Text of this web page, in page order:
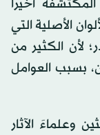
أخيراً
الأصلية التي
لأن الكثير من
بسبب العوامل
وعلماءَ الآثار